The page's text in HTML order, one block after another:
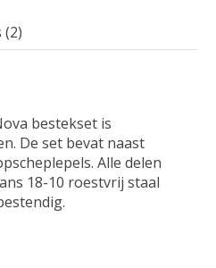
(2)
bestekset is
De set bevat naast
Alle delen
18-10 roestvrij staal